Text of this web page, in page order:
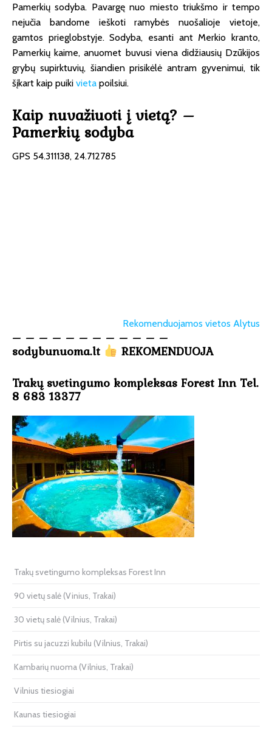
Pamerkių sodyba. Pavargę nuo miesto triukšmo ir tempo
nejučia bandome ieškoti ramybės nuošalioje vietoje,
gamtos prieglobstyje. Sodyba, esanti ant Merkio kranto,
Pamerkių kaime, anuomet buvusi viena didžiausių Dzūkijos
grybų supirktuvių, šiandien prisikėlė antram gyvenimui, tik
šįkart kaip puiki vieta poilsiui.
Kaip nuvažiuoti į vietą? –
Pamerkių sodyba
GPS 54.311138, 24.712785
Rekomenduojamos vietos Alytus
– – – – – – – – – – – –
sodybunuoma.lt
REKOMENDUOJA
Trakų svetingumo kompleksas Forest Inn Tel.
8 683 13377
Trakų svetingumo kompleksas Forest Inn
90 vietų salė (Vinius, Trakai)
30 vietų salė (Vilnius, Trakai)
Pirtis su jacuzzi kubilu (Vilnius, Trakai)
Kambarių nuoma (Vilnius, Trakai)
Vilnius tiesiogiai
Kaunas tiesiogiai